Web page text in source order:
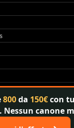
800da 150€con
Nessun canone